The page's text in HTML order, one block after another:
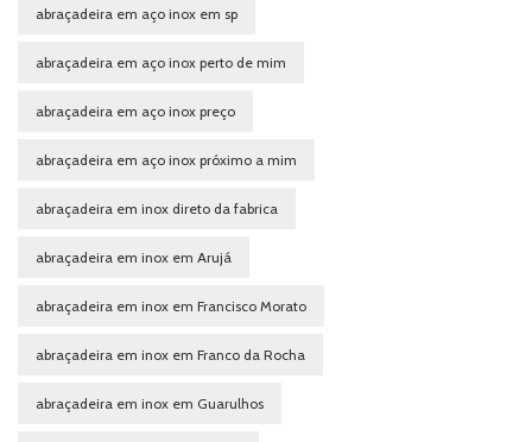
abraçadeira em aço inox em sp
abraçadeira em aço inox perto de mim
abraçadeira em aço inox preço
abraçadeira em aço inox próximo a mim
abraçadeira em inox direto da fabrica
abraçadeira em inox em Arujá
abraçadeira em inox em Francisco Morato
abraçadeira em inox em Franco da Rocha
abraçadeira em inox em Guarulhos